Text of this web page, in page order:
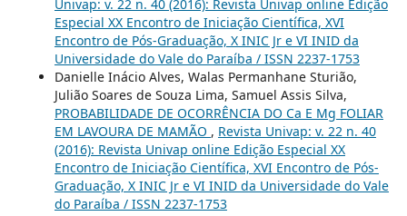
Univap: v. 22 n. 40 (2016): Revista Univap online Edição
Especial XX Encontro de Iniciação Científica, XVI
Encontro de Pós-Graduação, X INIC Jr e VI INID da
Universidade do Vale do Paraíba / ISSN 2237-1753
Danielle Inácio Alves, Walas Permanhane Sturião,
Julião Soares de Souza Lima, Samuel Assis Silva,
PROBABILIDADE DE OCORRÊNCIA DO Ca E Mg FOLIAR
EM LAVOURA DE MAMÃO , Revista Univap: v. 22 n. 40
(2016): Revista Univap online Edição Especial XX
Encontro de Iniciação Científica, XVI Encontro de Pós-
Graduação, X INIC Jr e VI INID da Universidade do Vale
do Paraíba / ISSN 2237-1753